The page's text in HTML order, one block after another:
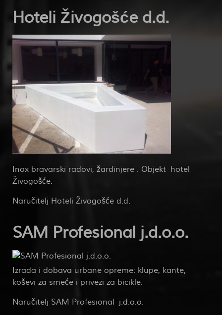
Hoteli Živogošće d.d.
Inox bravarski radovi, žardinjere . Objekt hotel
Živogošće.
Naručitelj Hoteli Živogošće d.d.
SAM Profesional j.d.o.o.
Izrada i dobava urbane opreme: klupe, kante,
koševi za smeće i privezi za bicikle.
Naručitelj SAM Profesional j.d.o.o.